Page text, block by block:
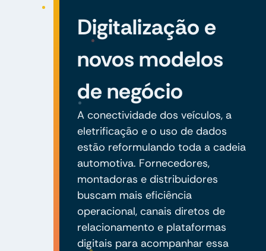
Digitalização e
novos modelos
de negócio
A conectividade dos veículos, a
eletrificação e o uso de dados
estão reformulando toda a cadeia
automotiva. Fornecedores,
montadoras e distribuidores
buscam mais eficiência
operacional, canais diretos de
relacionamento e plataformas
digitais para acompanhar essa